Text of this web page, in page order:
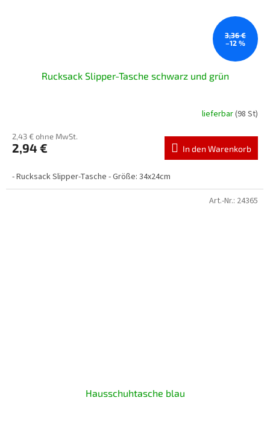
3,36 €
–12 %
Rucksack Slipper-Tasche schwarz und grün
lieferbar(98 St)
2,43 € ohne MwSt.
2,94 € In den Warenkorb
- Rucksack Slipper-Tasche - Größe: 34x24cm
Hausschuhtasche blau
Art.-Nr.: 24365